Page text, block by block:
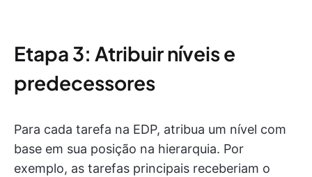
Etapa 3: Atribuir níveis e
predecessores
Para cada tarefa na EDP, atribua um nível com
base em sua posição na hierarquia. Por
exemplo, as tarefas principais receberiam o